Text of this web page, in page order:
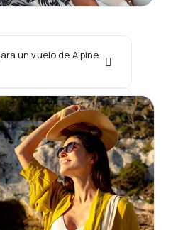
un vuelo de Alpine
Air Express?